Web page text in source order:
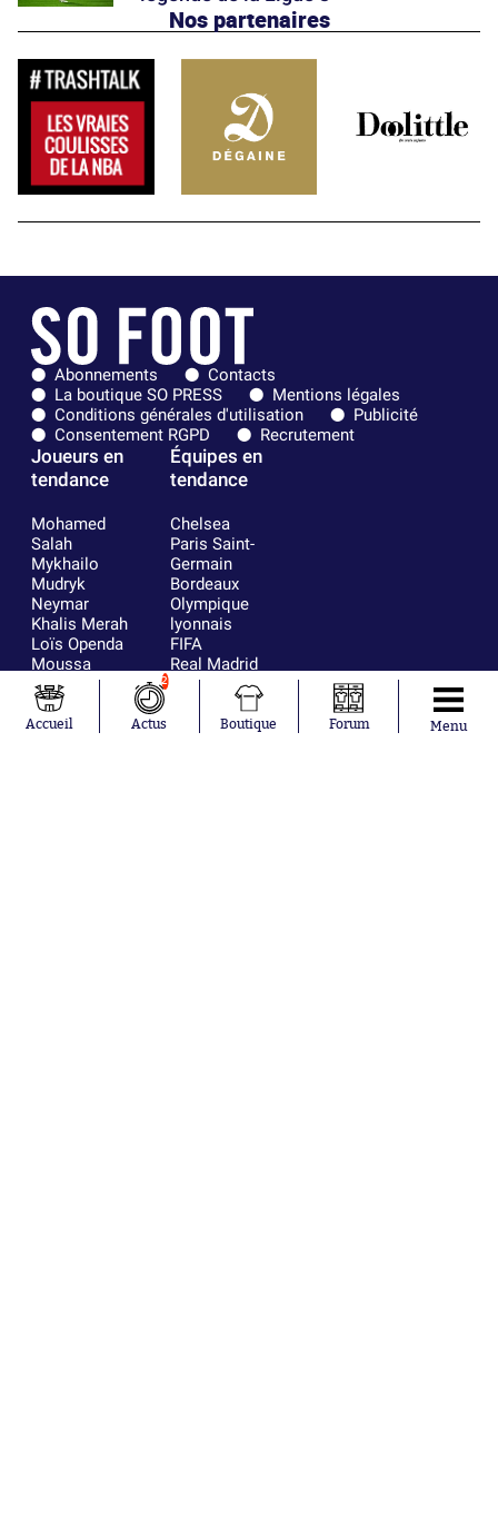
Nos partenaires
Abonnements
Contacts
La boutique SO PRESS
Mentions légales
Conditions générales d'utilisation
Publicité
Consentement RGPD
Recrutement
Joueurs en
tendance
Mohamed
Salah
Mykhailo
Mudryk
Neymar
Khalis Merah
Loïs Openda
Moussa
Niakhaté
Nicolás
Tagliafico
Équipes en
tendance
Chelsea
Paris Saint-
Germain
Bordeaux
Olympique
lyonnais
FIFA
Real Madrid
RC Strasbourg
AC Milan
Accueil
2
Actus Boutique Forum Menu